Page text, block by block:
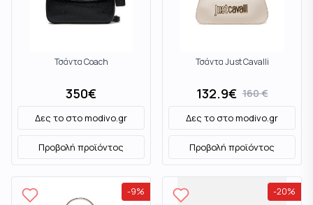
Τσάντα Coach
350€
Δες το στοmodivo.gr
Προβολή προϊόντος
Τσάντα Just Cavalli
132.9€ 160€
Δες το στοmodivo.gr
Προβολή προϊόντος
-9% -20%